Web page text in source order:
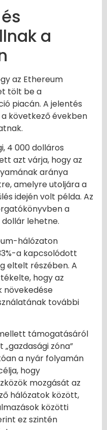
a
az Ethereum
tölt be a
piacán. A jelentés
következő években
4 000 dolláros
azt várja, hogy az
aránya
amelyre utoljára a
idején volt példa. Az
a
lehetne.
hálózaton
a kapcsolódott
eltelt részében. A
hogy az
növekedése
további
támogatásáról
zóna”
a nyár folyamán
hogy
mozgását az
hálózatok között,
közötti
ez szintén